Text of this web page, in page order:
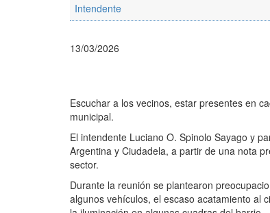
Intendente
13/03/2026
Escuchar a los vecinos, estar presentes en
municipal.
El intendente Luciano O. Spinolo Sayago y
Argentina y Ciudadela, a partir de una nota
sector.
Durante la reunión se plantearon
algunos vehículos, el escaso acatamiento al